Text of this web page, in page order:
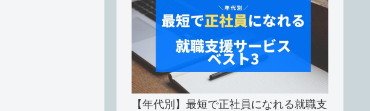
【年代別】最短で正社員になれる就職支